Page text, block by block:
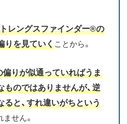
レングスファインダー®の
りを見ていくことから。
りが似通っていればうま
のではありませんが、逆
と、すれ違いがちという
ません。